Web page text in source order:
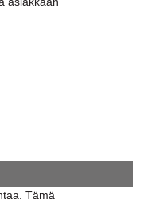
Tämä